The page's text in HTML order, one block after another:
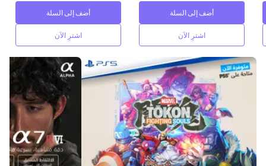
أضف إلى السلة
اشترِ الآن
أضف إلى السلة
اشترِ الآن